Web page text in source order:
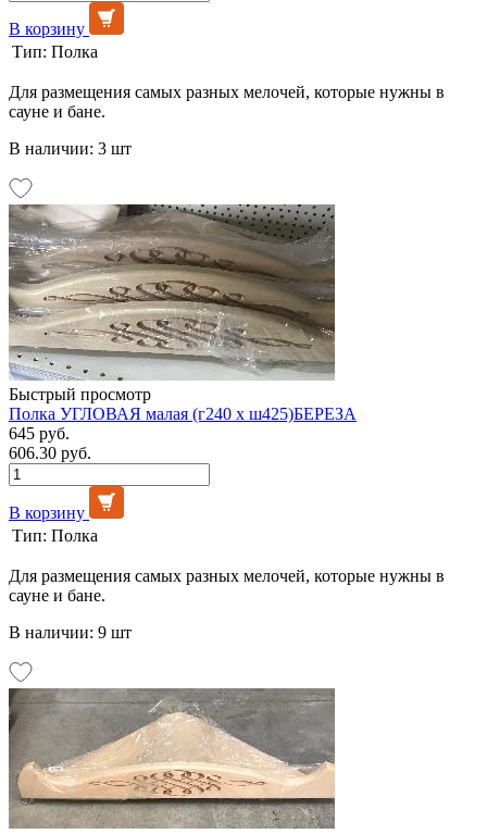
В корзину
Тип: Полка
Для размещения самых разных мелочей, которые нужны в
сауне и бане.
В наличии: 3 шт
Быстрый просмотр
Полка УГЛОВАЯ малая (г240 х ш425)БЕРЕЗА
645 руб.
606.30 руб.
В корзину
Тип: Полка
Для размещения самых разных мелочей, которые нужны в
сауне и бане.
В наличии: 9 шт